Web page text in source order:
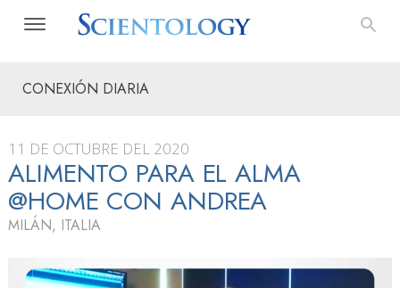
CONEXIÓN DIARIA
11 DE OCTUBRE DEL 2020
ALIMENTO PARA EL ALMA
@HOME CON ANDREA
MILÁN, ITALIA